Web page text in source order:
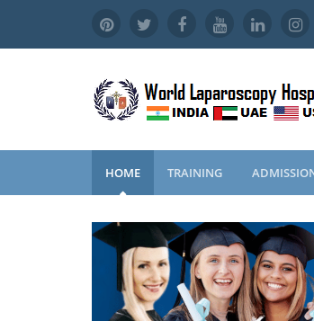
HOME TRAINING